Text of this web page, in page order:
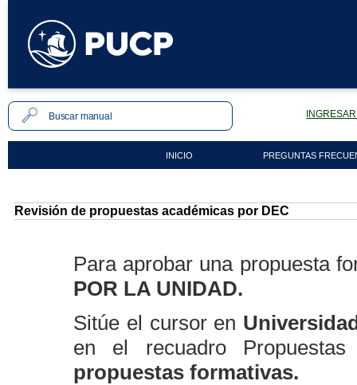
INICIO PREGUNTAS
Revisión de propuestas académicas por DEC
Para aprobar una propuesta
POR LA UNIDAD.
Sitúe el cursor en
en el recuadro
propuestas formativas.